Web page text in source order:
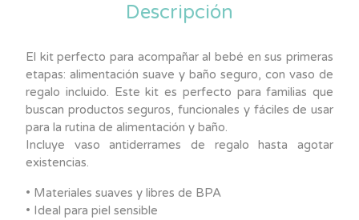
Descripción
El kit perfecto para acompañar al bebé en sus primeras
etapas: alimentación suave y baño seguro, con vaso de
regalo incluido. Este kit es perfecto para familias que
buscan productos seguros, funcionales y fáciles de usar
para la rutina de alimentación y baño.
Incluye vaso antiderrames de regalo hasta agotar
existencias.
• Materiales suaves y libres de BPA
• Ideal para piel sensible